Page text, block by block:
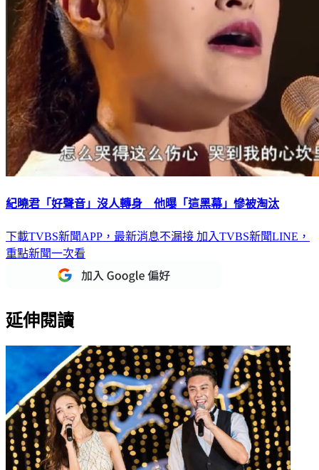
紀曉君「好聲音」沒人轉身 他曝「這黑幕」慘被淘汰
下載TVBS新聞APP，最新消息不漏接 加入TVBS新聞LINE，
重點新聞一次看
延伸閱讀